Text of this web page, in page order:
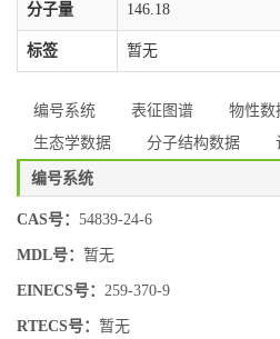
分子量 146.18
标签 暂无
编号系统 表征图谱 物性数
生态学数据
分子结构数据
编号系统
CAS号： 54839-24-6
MDL号： 暂无
EINECS号： 259-370-9
RTECS号： 暂无